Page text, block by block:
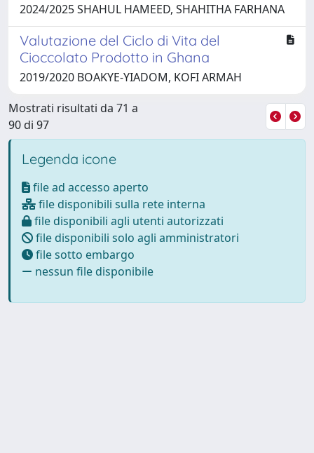
2024/2025 SHAHUL HAMEED, SHAHITHA FARHANA
Valutazione del Ciclo di Vita del
Cioccolato Prodotto in Ghana
2019/2020 BOAKYE-YIADOM, KOFI ARMAH
Mostrati risultati da 71 a
90 di 97
Legenda icone
file ad accesso aperto
file disponibili sulla rete interna
file disponibili agli utenti autorizzati
file disponibili solo agli amministratori
file sotto embargo
nessun file disponibile